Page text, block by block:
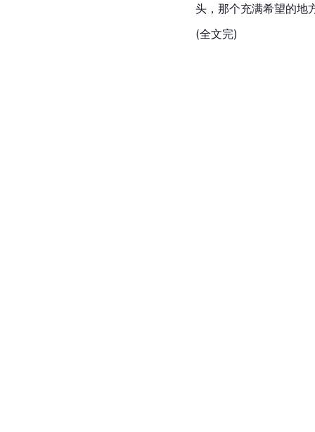
头，那个充满希望的
(全文完)